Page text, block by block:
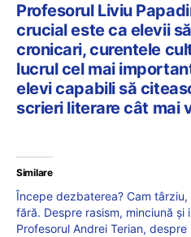
Profesorul Liviu
crucial este ca elevii
cronicari, curentele
lucrul cel mai
elevi capabili să
scrieri literare cât mai
Similare
Începe dezbaterea? Cam
fără. Despre rasism, minciună
Profesorul Andrei Terian,